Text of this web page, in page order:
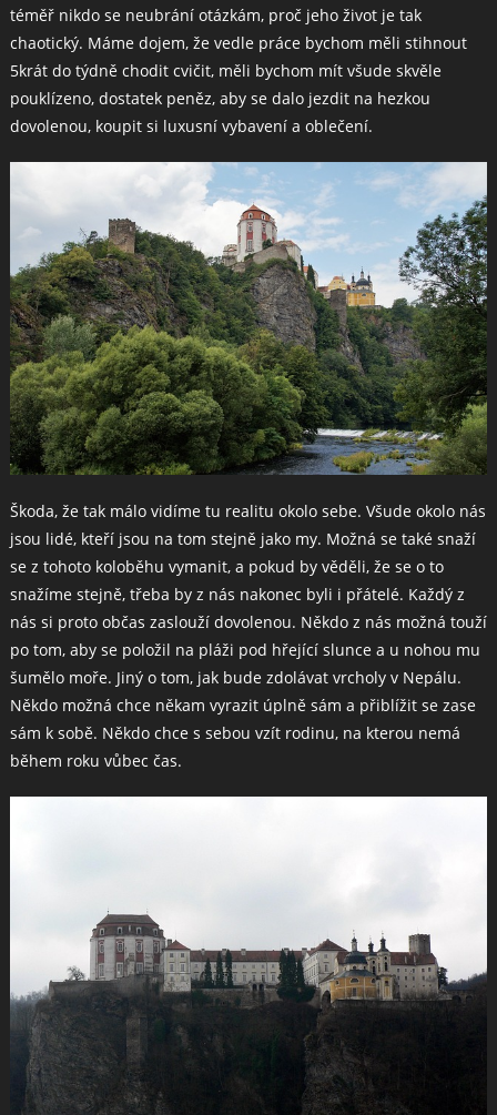
téměř nikdo se neubrání otázkám, proč jeho život je tak
chaotický. Máme dojem, že vedle práce bychom měli stihnout
5krát do týdně chodit cvičit, měli bychom mít všude skvěle
pouklízeno, dostatek peněz, aby se dalo jezdit na hezkou
dovolenou, koupit si luxusní vybavení a oblečení.
Škoda, že tak málo vidíme tu realitu okolo sebe. Všude okolo nás
jsou lidé, kteří jsou na tom stejně jako my. Možná se také snaží
se z tohoto koloběhu vymanit, a pokud by věděli, že se o to
snažíme stejně, třeba by z nás nakonec byli i přátelé. Každý z
nás si proto občas zaslouží dovolenou. Někdo z nás možná touží
po tom, aby se položil na pláži pod hřející slunce a u nohou mu
šumělo moře. Jiný o tom, jak bude zdolávat vrcholy v Nepálu.
Někdo možná chce někam vyrazit úplně sám a přiblížit se zase
sám k sobě. Někdo chce s sebou vzít rodinu, na kterou nemá
během roku vůbec čas.